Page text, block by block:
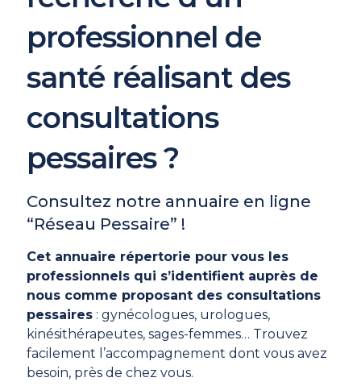
professionnel de
santé réalisant des
consultations
pessaires ?
Consultez notre annuaire en ligne
“Réseau Pessaire” !
Cet annuaire répertorie pour vous les
professionnels qui s’identifient auprès de
nous comme proposant des consultations
pessaires : gynécologues, urologues,
kinésithérapeutes, sages-femmes… Trouvez
facilement l’accompagnement dont vous avez
besoin, près de chez vous.